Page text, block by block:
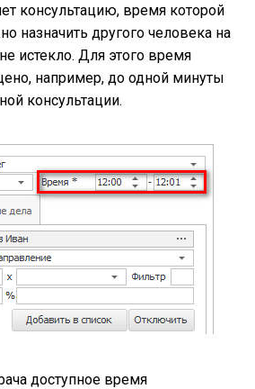
консультацию, время которой
назначить другого человека на
истекло. Для этого время
например, до одной минуты
консультации.
доступное время